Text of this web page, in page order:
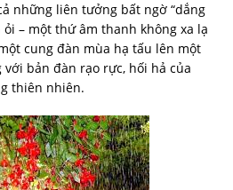
những liên tưởng bất ngờ “dắng
ỏi – một thứ âm thanh không xa lạ
cung đàn mùa hạ tấu lên một
bản đàn rạo rực, hối hả của
thiên nhiên.